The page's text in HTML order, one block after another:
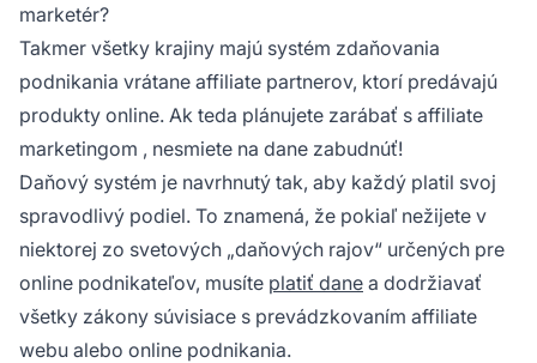
marketér?
Takmer všetky krajiny majú systém zdaňovania
podnikania vrátane affiliate partnerov, ktorí predávajú
produkty online. Ak teda plánujete zarábať s affiliate
marketingom , nesmiete na dane zabudnúť!
Daňový systém je navrhnutý tak, aby každý platil svoj
spravodlivý podiel. To znamená, že pokiaľ nežijete v
niektorej zo svetových „daňových rajov“ určených pre
online podnikateľov, musíte platiť dane a dodržiavať
všetky zákony súvisiace s prevádzkovaním affiliate
webu alebo online podnikania.